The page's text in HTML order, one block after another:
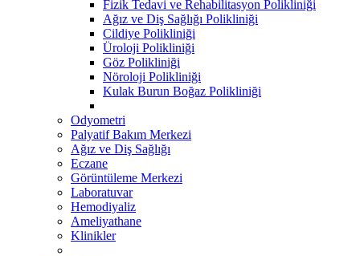
Fizik Tedavi ve Rehabilitasyon Polikliniği
Ağız ve Diş Sağlığı Polikliniği
Cildiye Polikliniği
Üroloji Polikliniği
Göz Polikliniği
Nöroloji Polikliniği
Kulak Burun Boğaz Polikliniği
Odyometri
Palyatif Bakım Merkezi
Ağız ve Diş Sağlığı
Eczane
Görüntüleme Merkezi
Laboratuvar
Hemodiyaliz
Ameliyathane
Klinikler